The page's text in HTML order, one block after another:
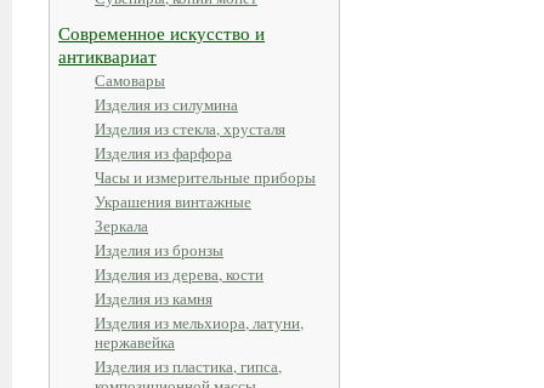
Современное искусство и
антиквариат
Самовары
Изделия из силумина
Изделия из стекла, хрусталя
Изделия из фарфора
Часы и измерительные приборы
Украшения винтажные
Зеркала
Изделия из бронзы
Изделия из дерева, кости
Изделия из камня
Изделия из мельхиора, латуни,
нержавейка
Изделия из пластика, гипса,